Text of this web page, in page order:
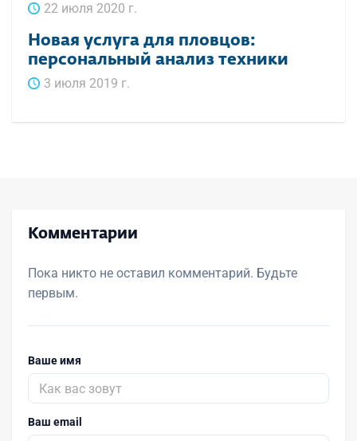
22 июля 2020 г.
Новая услуга для пловцов:
персональный анализ техники
3 июля 2019 г.
Комментарии
Пока никто не оставил комментарий. Будьте
первым.
Ваше имя
Ваш email